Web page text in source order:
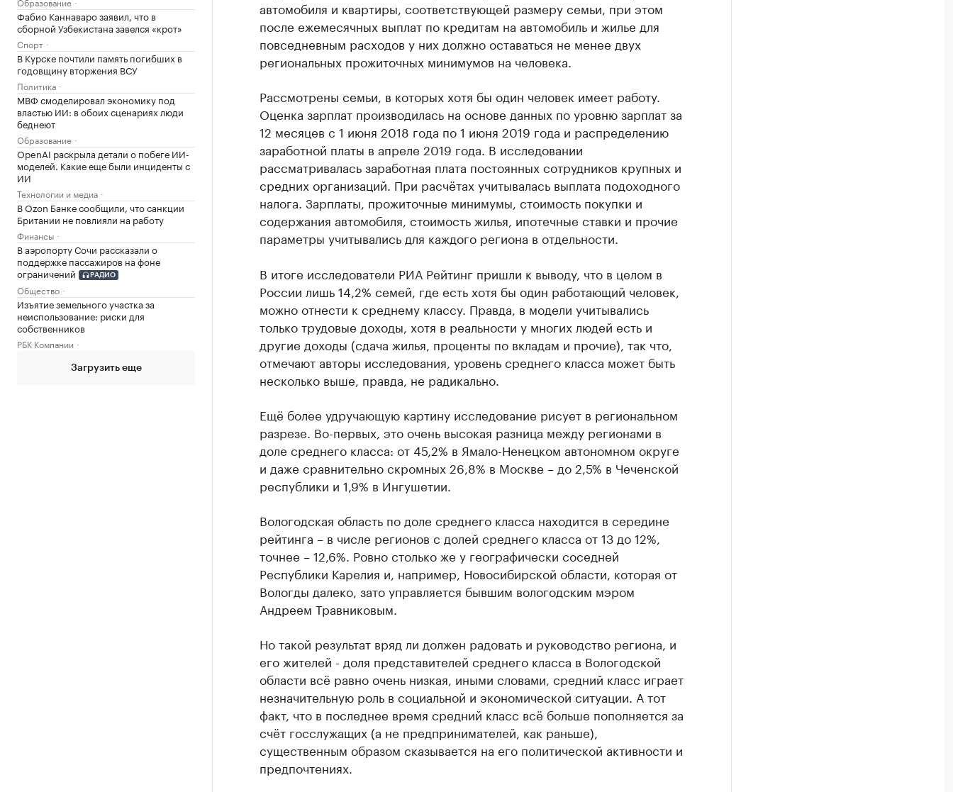
Фабио Каннаваро заявил, что в
сборной Узбекистана завелся «крот»
Спорт
В Курске почтили память погибших в
годовщину вторжения ВСУ
Политика
МВФ смоделировал экономику под
властью ИИ: в обоих сценариях люди
беднеют
Образование
OpenAI раскрыла детали о побеге ИИ-
моделей. Какие еще были инциденты с
ИИ
Технологии и медиа
В Ozon Банке сообщили, что санкции
Британии не повлияли на работу
Финансы
В аэропорту Сочи рассказали о
поддержке пассажиров на фоне
ограничений
РАДИО
Общество
Изъятие земельного участка за
неиспользование: риски для
собственников
РБК Компании
Загрузить еще
автомобиля и квартиры, соответствующей размеру семьи, при этом
после ежемесячных выплат по кредитам на автомобиль и жилье для
повседневным расходов у них должно оставаться не менее двух
региональных прожиточных минимумов на человека.
Рассмотрены семьи, в которых хотя бы один человек имеет работу.
Оценка зарплат производилась на основе данных по уровню зарплат за
12 месяцев с 1 июня 2018 года по 1 июня 2019 года и распределению
заработной платы в апреле 2019 года. В исследовании
рассматривалась заработная плата постоянных сотрудников крупных и
средних организаций. При расчётах учитывалась выплата подоходного
налога. Зарплаты, прожиточные минимумы, стоимость покупки и
содержания автомобиля, стоимость жилья, ипотечные ставки и прочие
параметры учитывались для каждого региона в отдельности.
В итоге исследователи РИА Рейтинг пришли к выводу, что в целом в
России лишь 14,2% семей, где есть хотя бы один работающий человек,
можно отнести к среднему классу. Правда, в модели учитывались
только трудовые доходы, хотя в реальности у многих людей есть и
другие доходы (сдача жилья, проценты по вкладам и прочие), так что,
отмечают авторы исследования, уровень среднего класса может быть
несколько выше, правда, не радикально.
Ещё более удручающую картину исследование рисует в региональном
разрезе. Во-первых, это очень высокая разница между регионами в
доле среднего класса: от 45,2% в Ямало-Ненецком автономном округе
и даже сравнительно скромных 26,8% в Москве – до 2,5% в Чеченской
республики и 1,9% в Ингушетии.
Вологодская область по доле среднего класса находится в середине
рейтинга – в числе регионов с долей среднего класса от 13 до 12%,
точнее – 12,6%. Ровно столько же у географически соседней
Республики Карелия и, например, Новосибирской области, которая от
Вологды далеко, зато управляется бывшим вологодским мэром
Андреем Травниковым.
Но такой результат вряд ли должен радовать и руководство региона, и
его жителей - доля представителей среднего класса в Вологодской
области всё равно очень низкая, иными словами, средний класс играет
незначительную роль в социальной и экономической ситуации. А тот
факт, что в последнее время средний класс всё больше пополняется за
счёт госслужащих (а не предпринимателей, как раньше),
существенным образом сказывается на его политической активности и
предпочтениях.